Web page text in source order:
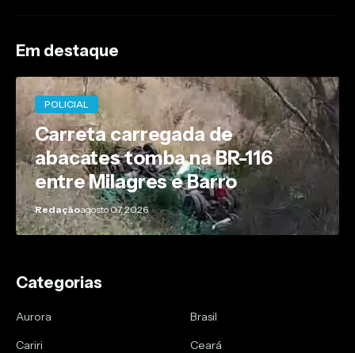
Em destaque
POLICIAL
Carreta carregada de
abacates tomba na BR-116
entre Milagres e Barro
Redaçãoagosto 07, 2026
Categorias
Aurora
Brasil
Cariri
Ceará